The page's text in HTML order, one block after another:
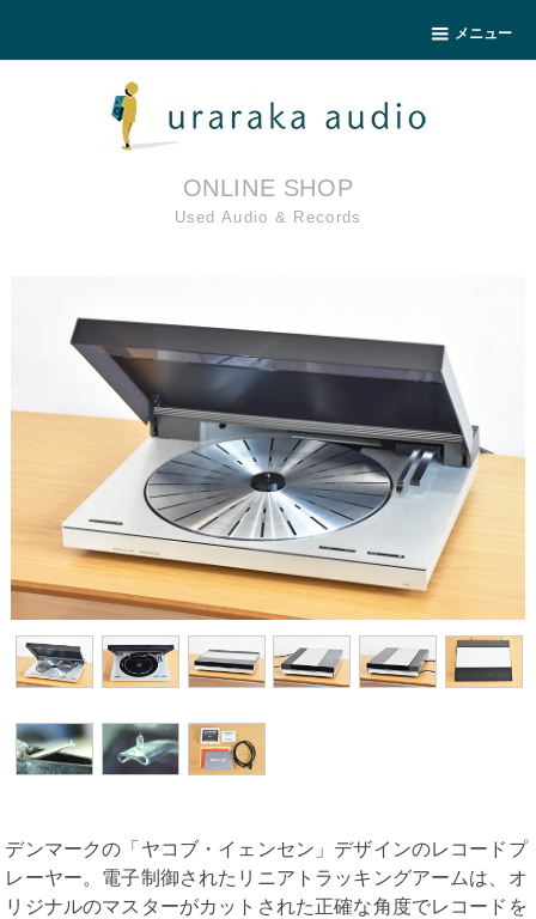
メニュー
ONLINE SHOP
Used Audio & Records
デンマークの「ヤコブ・イェンセン」デザインのレコードプ
レーヤー。電子制御されたリニアトラッキングアームは、オ
リジナルのマスターがカットされた正確な角度でレコードを